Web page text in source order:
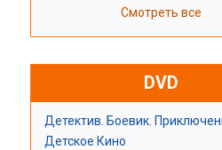
Смотреть все
DVD
Детектив. Боевик.
Детское Кино